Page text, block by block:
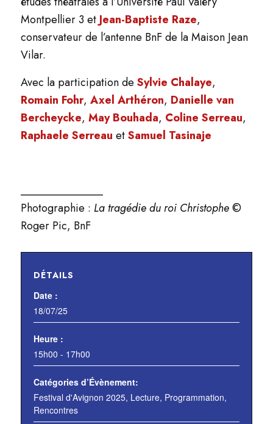
Montpellier 3 etJean-Baptiste Raze,
conservateur de l’antenne BnF de la Maison Jean
Vilar.
Avec la participation de Sylvie Chalaye,
Romain Fohr, Axel Arthéron, Danielle van
Bercheycke, May Bouhada, Coline Serreau,
Raphaele Serreau etSamuel Tasinaje
_______________
Photographie : La tragédie du roi Christophe©
Roger Pic, BnF
DÉTAILS
Date :
18/07/25
Heure :
15h00 - 17h00
Catégories d’Évènement:
Festival d'Avignon 2025, Lecture, Programmation,
Rencontres